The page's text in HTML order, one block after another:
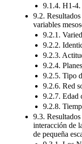
9.1.4. H1-
9.2.
variables
9.2.1.
9.2.2.
9.2.3.
9.2.4.
9.2.5. Tipo
9.2.6. Red
9.2.7. Edad
9.2.8.
9.3.
interacción de
de pequeña